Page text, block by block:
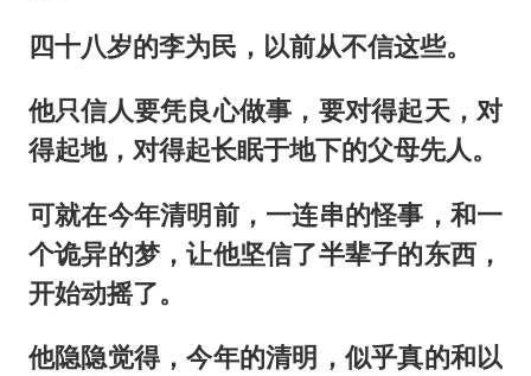
四十八岁的李为民，以前从不信这些。
他只信人要凭良心做事，要对得起天，对
得起地，对得起长眠于地下的父母先人。
可就在今年清明前，一连串的怪事，和一
个诡异的梦，让他坚信了半辈子的东西，
开始动摇了。
他隐隐觉得，今年的清明，似乎真的和以